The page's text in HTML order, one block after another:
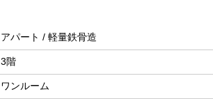
アパート / 軽量鉄骨造
3階
ワンルーム